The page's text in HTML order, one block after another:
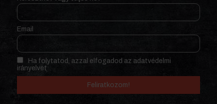
Email
Ha folytatod, azzal elfogadod az adatvédelmi
irányelvet